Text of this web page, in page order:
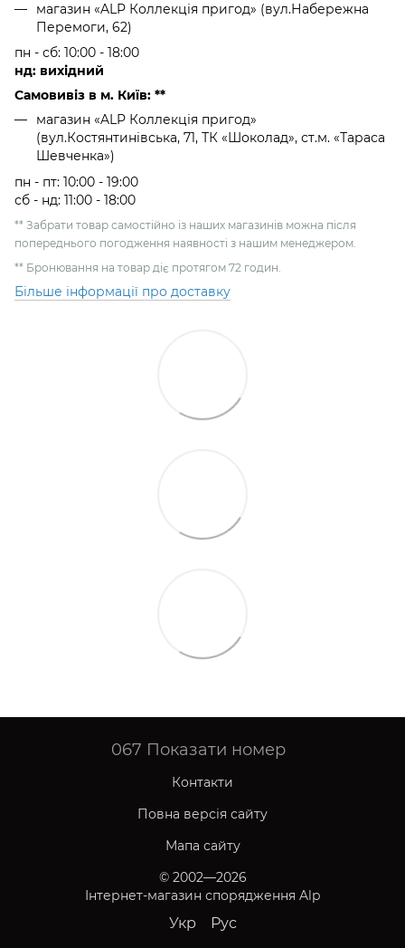
магазин «ALP Коллекція пригод» (вул.Набережна
Перемоги, 62)
пн - сб: 10:00 - 18:00
нд: вихідний
Самовивіз в м. Київ: **
магазин «ALP Коллекція пригод»
(вул.Костянтинівська, 71, ТК «Шоколад», ст.м. «Тараса
Шевченка»)
пн - пт: 10:00 - 19:00
сб - нд: 11:00 - 18:00
** Забрати товар самостійно із наших магазинів можна після
попереднього погодження наявності з нашим менеджером.
** Бронювання на товар діє протягом 72 годин.
Більше інформації про доставку
067 Показати номер
Контакти
Повна версія сайту
Мапа сайту
© 2002—2026
Інтернет-магазин спорядження Alp
Укр Рус